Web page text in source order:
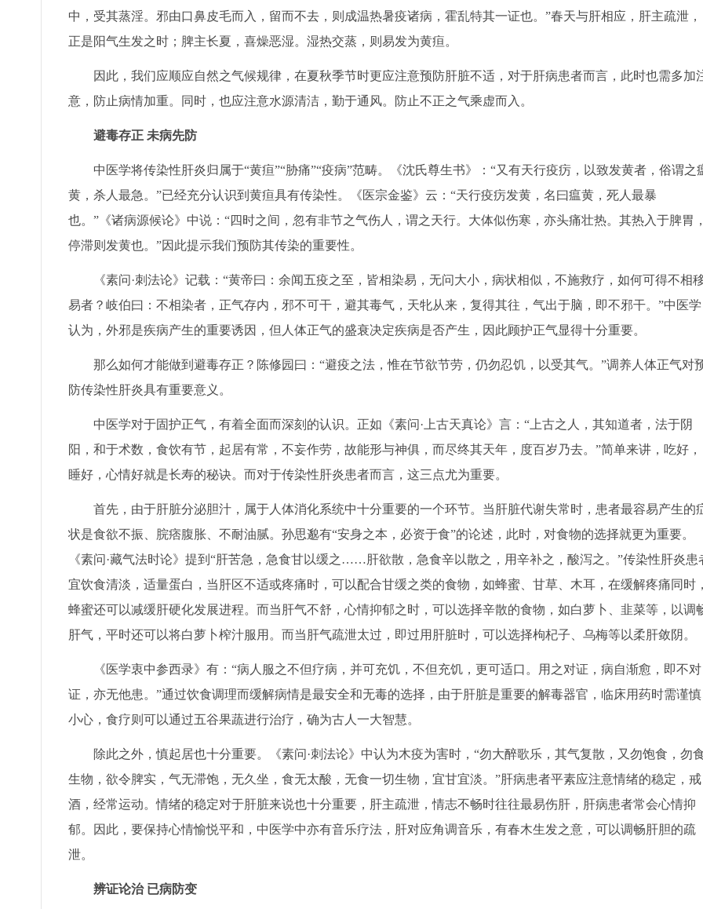
中，受其蒸淫。邪由口鼻皮毛而入，留而不去，则成温热暑疫诸病，霍乱特其一证也。”春天与肝相应，肝主疏泄，
正是阳气生发之时；脾主长夏，喜燥恶湿。湿热交蒸，则易发为黄疸。
因此，我们应顺应自然之气候规律，在夏秋季节时更应注意预防肝脏不适，对于肝病患者而言，此时也需多加
意，防止病情加重。同时，也应注意水源清洁，勤于通风。防止不正之气乘虚而入。
避毒存正 未病先防
中医学将传染性肝炎归属于“黄疸”“胁痛”“疫病”范畴。《沈氏尊生书》：“又有天行疫疠，以致发黄者，俗谓之
黄，杀人最急。”已经充分认识到黄疸具有传染性。《医宗金鉴》云：“天行疫疠发黄，名曰瘟黄，死人最暴
也。”《诸病源候论》中说：“四时之间，忽有非节之气伤人，谓之天行。大体似伤寒，亦头痛壮热。其热入于脾胃，
停滞则发黄也。”因此提示我们预防其传染的重要性。
《素问·刺法论》记载：“黄帝曰：余闻五疫之至，皆相染易，无问大小，病状相似，不施救疗，如何可得不相
易者？岐伯曰：不相染者，正气存内，邪不可干，避其毒气，天牝从来，复得其往，气出于脑，即不邪干。”中医学
认为，外邪是疾病产生的重要诱因，但人体正气的盛衰决定疾病是否产生，因此顾护正气显得十分重要。
那么如何才能做到避毒存正？陈修园曰：“避疫之法，惟在节欲节劳，仍勿忍饥，以受其气。”调养人体正气对
防传染性肝炎具有重要意义。
中医学对于固护正气，有着全面而深刻的认识。正如《素问·上古天真论》言：“上古之人，其知道者，法于阴
阳，和于术数，食饮有节，起居有常，不妄作劳，故能形与神俱，而尽终其天年，度百岁乃去。”简单来讲，吃好，
睡好，心情好就是长寿的秘诀。而对于传染性肝炎患者而言，这三点尤为重要。
首先，由于肝脏分泌胆汁，属于人体消化系统中十分重要的一个环节。当肝脏代谢失常时，患者最容易产生的
状是食欲不振、脘痞腹胀、不耐油腻。孙思邈有“安身之本，必资于食”的论述，此时，对食物的选择就更为重要。
《素问·藏气法时论》提到“肝苦急，急食甘以缓之……肝欲散，急食辛以散之，用辛补之，酸泻之。”传染性肝炎患
宜饮食清淡，适量蛋白，当肝区不适或疼痛时，可以配合甘缓之类的食物，如蜂蜜、甘草、木耳，在缓解疼痛同时，
蜂蜜还可以减缓肝硬化发展进程。而当肝气不舒，心情抑郁之时，可以选择辛散的食物，如白萝卜、韭菜等，以调
肝气，平时还可以将白萝卜榨汁服用。而当肝气疏泄太过，即过用肝脏时，可以选择枸杞子、乌梅等以柔肝敛阴。
《医学衷中参西录》有：“病人服之不但疗病，并可充饥，不但充饥，更可适口。用之对证，病自渐愈，即不对
证，亦无他患。”通过饮食调理而缓解病情是最安全和无毒的选择，由于肝脏是重要的解毒器官，临床用药时需谨慎
小心，食疗则可以通过五谷果蔬进行治疗，确为古人一大智慧。
除此之外，慎起居也十分重要。《素问·刺法论》中认为木疫为害时，“勿大醉歌乐，其气复散，又勿饱食，勿
生物，欲令脾实，气无滞饱，无久坐，食无太酸，无食一切生物，宜甘宜淡。”肝病患者平素应注意情绪的稳定，戒
酒，经常运动。情绪的稳定对于肝脏来说也十分重要，肝主疏泄，情志不畅时往往最易伤肝，肝病患者常会心情抑
郁。因此，要保持心情愉悦平和，中医学中亦有音乐疗法，肝对应角调音乐，有春木生发之意，可以调畅肝胆的疏
泄。
辨证论治 已病防变